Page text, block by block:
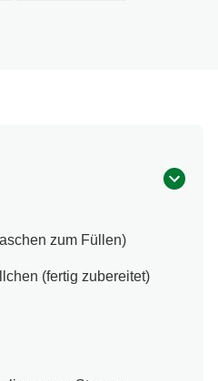
zum Füllen)
(fertig zubereitet)